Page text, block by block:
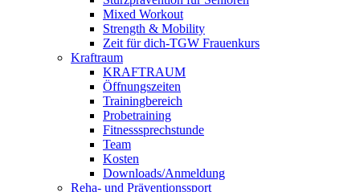
Mixed Workout
Strength & Mobility
Zeit für dich-TGW Frauenkurs
Kraftraum
KRAFTRAUM
Öffnungszeiten
Trainingbereich
Probetraining
Fitnesssprechstunde
Team
Kosten
Downloads/Anmeldung
Reha- und Präventionssport